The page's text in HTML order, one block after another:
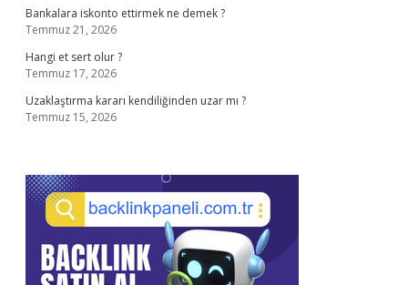
Bankalara iskonto ettirmek ne demek ?
Temmuz 21, 2026
Hangi et sert olur ?
Temmuz 17, 2026
Uzaklaştırma kararı kendiliğinden uzar mı ?
Temmuz 15, 2026